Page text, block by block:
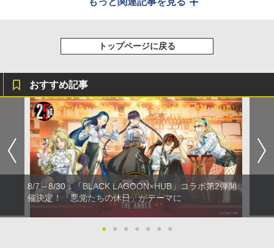
トップページに戻る
おすすめ記事
8/7～8/30：「BLACK LAGOON×HUB」コラボ第2弾開
催決定！「悪党たちの休日」がテーマに
● ● ● ● ● ● ●